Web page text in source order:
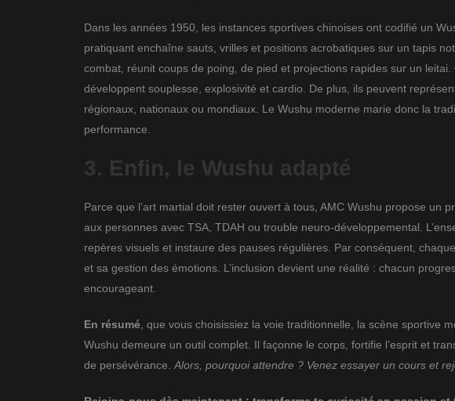
Dans les années 1950, les instances sportives chinoises ont codifié un
pratiquant enchaîne sauts, vrilles et positions acrobatiques sur un tapis
combat, réunit coups de poing, de pied et projections rapides sur un
développent souplesse, explosivité et cardio. De plus, ils peuvent
régionaux, nationaux ou mondiaux. Le Wushu moderne marie donc la
performance.
3. Enfin, le Wushu adapté
Parce que l’art martial doit rester ouvert à tous, AMC Wushu propose un
aux personnes avec TSA, TDAH ou trouble neuro-développemental.
repères visuels et instaure des pauses régulières. Par conséquent,
et sa gestion des émotions. L’inclusion devient une réalité : chacun
encourageant.
En résumé, que vous choisissiez la voie traditionnelle, la scène sportive
Wushu demeure un outil complet. Il façonne le corps, fortifie l’esprit et
de persévérance. Alors, pourquoi attendre ? Venez essayer un cours et